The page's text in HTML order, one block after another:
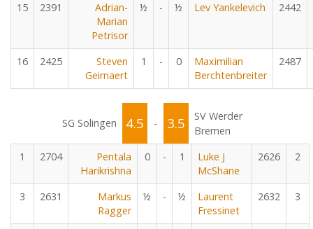
15 2391
Adrian-
Marian
Petrisor
½ - ½ Lev Yankelevich 2442
16 2425
Steven
Geirnaert
1 - 0
Maximilian
Berchtenbreiter
2487
SG Solingen 4.5 - 3.5
SV Werder
Bremen
1
2704
Pentala
Harikrishna
0 - 1
Luke J
McShane
2626 2
3 2631
Markus
Ragger
½ - ½
Laurent
Fressinet
2632 3